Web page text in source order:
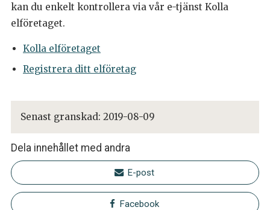
kan du enkelt kontrollera via vår e-tjänst Kolla
elföretaget.
Kolla elföretaget
Registrera ditt elföretag
Senast granskad: 2019-08-09
Dela innehållet med andra
E-post
Facebook